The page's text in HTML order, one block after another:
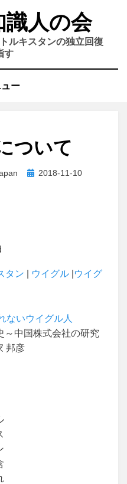
識人の会
ルキスタンの独立回復
す
ュー
ついて
投 2018-11-10
タン ウイグル ウイグ
ないウイグル人
～中国株式会社の研究
邦彦